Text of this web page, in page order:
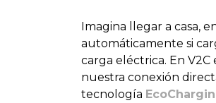
Imagina llegar a casa,
automáticamente si
carga eléctrica. En
nuestra conexión
tecnología